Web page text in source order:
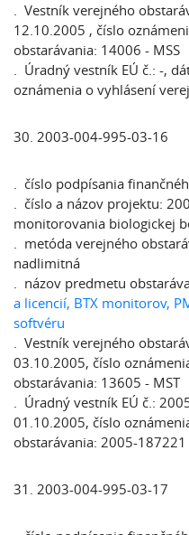
. Vestník verejného
12.10.2005 , číslo
obstarávania: 14006 - MSS
. Úradný vestník EÚ č.: -,
oznámenia o vyhlásení
30. 2003-004-995-03-16
. číslo podpísania
. číslo a názov projektu:
monitorovania biologickej
. metóda verejného
nadlimitná
. názov predmetu
a licencií, BTX monitorov,
softvéru
. Vestník verejného
03.10.2005, číslo
obstarávania: 13605 - MST
. Úradný vestník EÚ č.:
01.10.2005, číslo
obstarávania: 2005-187221
31. 2003-004-995-03-17